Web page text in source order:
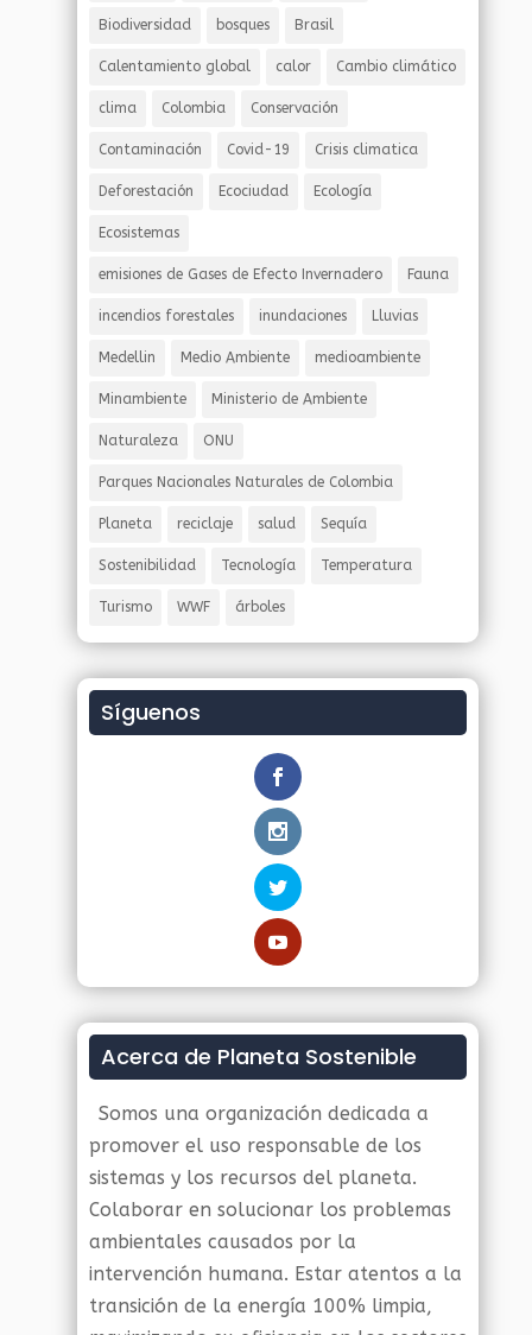
Biodiversidad bosques Brasil
Calentamiento global calor Cambio climático
clima Colombia Conservación
Contaminación Covid-19 Crisis climatica
Deforestación Ecociudad Ecología
Ecosistemas
emisiones de Gases de Efecto Invernadero Fauna
incendios forestales inundaciones Lluvias
Medellin Medio Ambiente medioambiente
Minambiente Ministerio de Ambiente
Naturaleza ONU
Parques Nacionales Naturales de Colombia
Planeta reciclaje salud Sequía
Sostenibilidad Tecnología Temperatura
Turismo WWF árboles
Síguenos
Acerca de Planeta Sostenible
Somos una organización dedicada a
promover el uso responsable de los
sistemas y los recursos del planeta.
Colaborar en solucionar los problemas
ambientales causados por la
intervención humana. Estar atentos a la
transición de la energía 100% limpia,